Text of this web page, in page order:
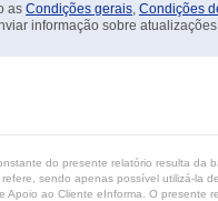
as Condições gerais, Condições
informação sobre
do presente relatório resulta
sendo apenas possível utilizá-la
Apoio ao Cliente eInforma. O presente